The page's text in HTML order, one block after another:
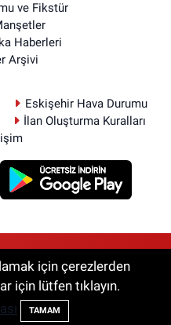
ve Fikstür
Haberleri
Arşivi
Eskişehir Hava Durumu
İlan Oluşturma Kuralları
2026. Her hakkı saklıdır.
TE Bilişim
için çerezlerden
için lütfen tıklayın.
TAMAM